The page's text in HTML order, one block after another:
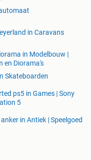
in Caravans
in Modelbouw |
en Diorama's
Skateboarden
ps5 in Games | Sony
5
in Antiek | Speelgoed